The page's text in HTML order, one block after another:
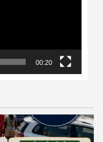
00:20